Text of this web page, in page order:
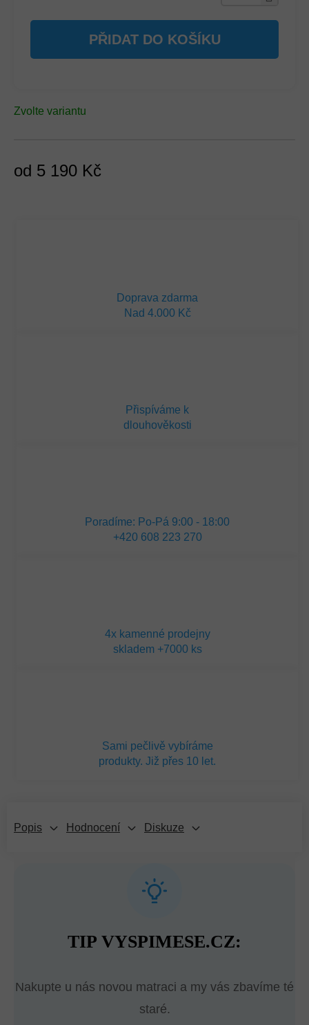
od 5 190 Kč
Zvolte variantu
PŘIDAT DO KOŠÍKU
Doprava zdarma
Nad 4.000 Kč
Přispíváme k
dlouhověkosti
Poradíme: Po-Pá 9:00 - 18:00
+420 608 223 270
4x kamenné prodejny
skladem +7000 ks
Sami pečlivě vybíráme
produkty. Již přes 10 let.
Popis Hodnocení Diskuze
TIP VYSPIMESE.CZ:
Nakupte u nás novou matraci a my vás zbavíme té
staré.